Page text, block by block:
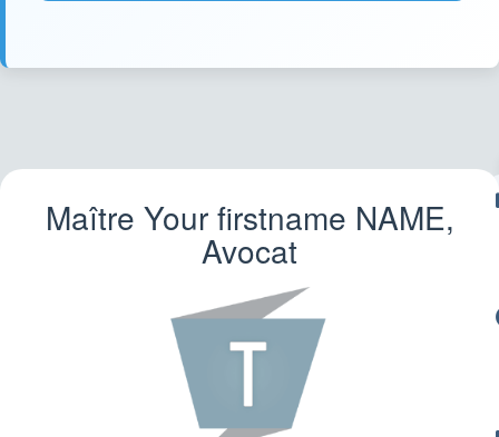
Maître Your firstname NAME,
Avocat